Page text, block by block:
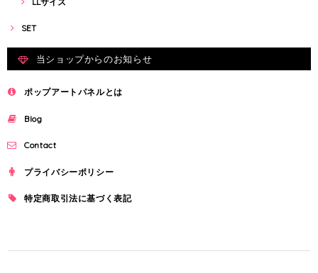
SET
当ショップからのお知らせ
ポップアートパネルとは
Blog
Contact
プライバシーポリシー
特定商取引法に基づく表記